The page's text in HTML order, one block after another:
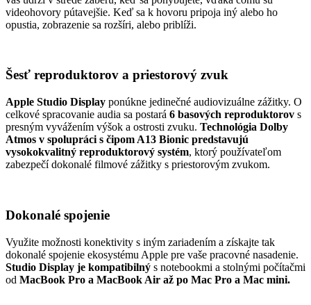
videohovory pútavejšie. Keď sa k hovoru pripoja iný alebo ho
opustia, zobrazenie sa rozšíri, alebo priblíži.
Šesť reproduktorov a priestorový zvuk
Apple Studio Display ponúkne jedinečné audiovizuálne zážitky. O
celkové spracovanie audia sa postará 6 basových reproduktorov s
presným vyvážením výšok a ostrosti zvuku. Technológia Dolby
Atmos v spolupráci s čipom A13 Bionic predstavujú
vysokokvalitný reproduktorový systém, ktorý používateľom
zabezpečí dokonalé filmové zážitky s priestorovým zvukom.
Dokonalé spojenie
Využite možnosti konektivity s iným zariadením a získajte tak
dokonalé spojenie ekosystému Apple pre vaše pracovné nasadenie.
Studio Display je kompatibilný s notebookmi a stolnými počítačmi
od MacBook Pro a MacBook Air až po Mac Pro a Mac mini.